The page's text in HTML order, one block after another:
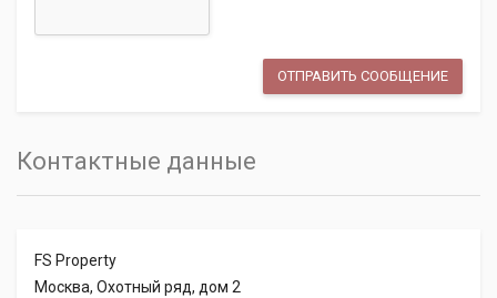
Контактные данные
FS Property
Москва, Охотный ряд, дом 2